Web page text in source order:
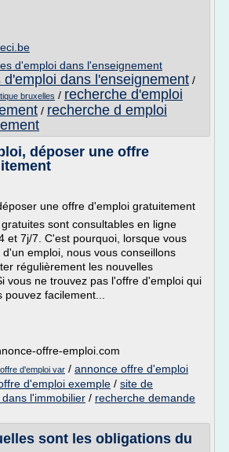
d'emploi dans l'enseignement
d'emploi dans l'enseignement /
bruxelles / recherche d'emploi
/ recherche d emploi
déposer une offre
une offre d'emploi gratuitement
sont consultables en ligne
et 7j/7. C'est pourquoi, lorsque vous
emploi, nous vous conseillons
régulièrement les nouvelles
vous ne trouvez pas l'offre d'emploi qui
facilement...
offre-emploi.com
d'emploi var / annonce offre d'emploi
d'emploi exemple / site de
l'immobilier / recherche demande
sont les obligations du